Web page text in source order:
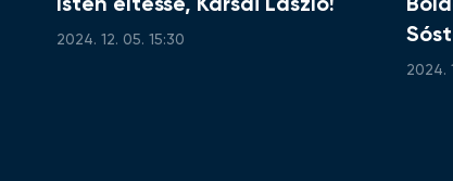
Isten éltesse, Karsai László!
2024. 12. 05. 15:30
2024.